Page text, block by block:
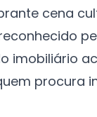
cena
imobiliário
procura